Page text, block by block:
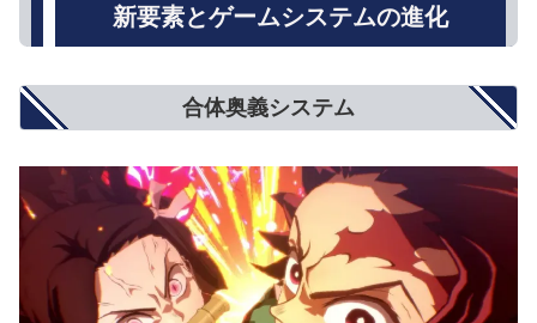
新要素とゲームシステムの進化
合体奥義システム